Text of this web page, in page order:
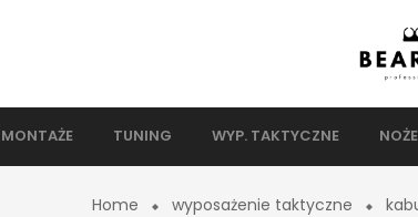
MONTAŻE TUNING WYP. TAKTYCZNE NOŻE
Home wyposażenie taktyczne